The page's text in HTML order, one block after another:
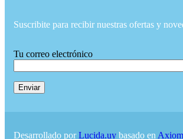
Suscribite para recibir nuestras ofertas y
Tu correo electrónico
Desarrollado porLucida.uy basado en